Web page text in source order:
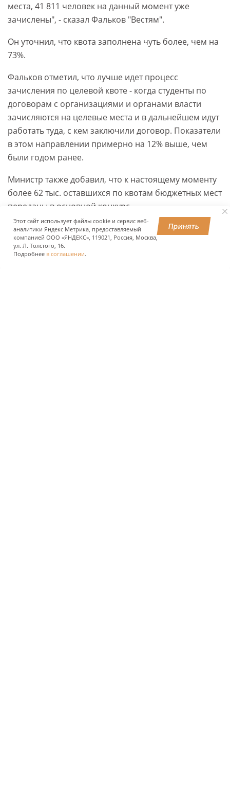
места, 41 811 человек на данный момент уже
зачислены", - сказал Фальков "Вестям".
Он уточнил, что квота заполнена чуть более, чем на
73%.
Фальков отметил, что лучше идет процесс
зачисления по целевой квоте - когда студенты по
договорам с организациями и органами власти
зачисляются на целевые места и в дальнейшем идут
работать туда, с кем заключили договор. Показатели
в этом направлении примерно на 12% выше, чем
были годом ранее.
Министр также добавил, что к настоящему моменту
более 62 тыс. оставшихся по квотам бюджетных мест
переданы в основной конкурс.
ПОДЕЛИТЬСЯ
Этот сайт использует файлы cookie и сервис веб-
аналитики Яндекс Метрика, предоставляемый
компанией ООО «ЯНДЕКС», 119021, Россия, Москва,
ул. Л. Толстого, 16.
Подробнее в соглашении.
Принять